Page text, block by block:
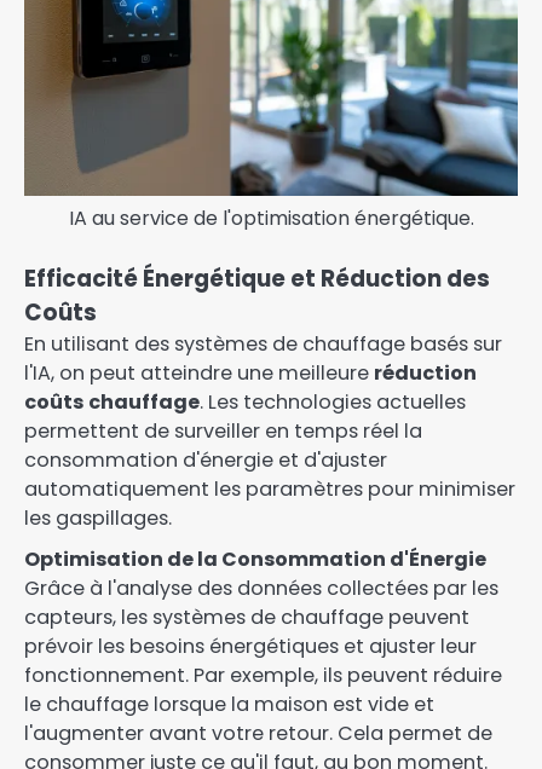
IA au service de l'optimisation énergétique.
Efficacité Énergétique et Réduction des
Coûts
En utilisant des systèmes de chauffage basés sur
l'IA, on peut atteindre une meilleure réduction
coûts chauffage. Les technologies actuelles
permettent de surveiller en temps réel la
consommation d'énergie et d'ajuster
automatiquement les paramètres pour minimiser
les gaspillages.
Optimisation de la Consommation d'Énergie
Grâce à l'analyse des données collectées par les
capteurs, les systèmes de chauffage peuvent
prévoir les besoins énergétiques et ajuster leur
fonctionnement. Par exemple, ils peuvent réduire
le chauffage lorsque la maison est vide et
l'augmenter avant votre retour. Cela permet de
consommer juste ce qu'il faut, au bon moment.